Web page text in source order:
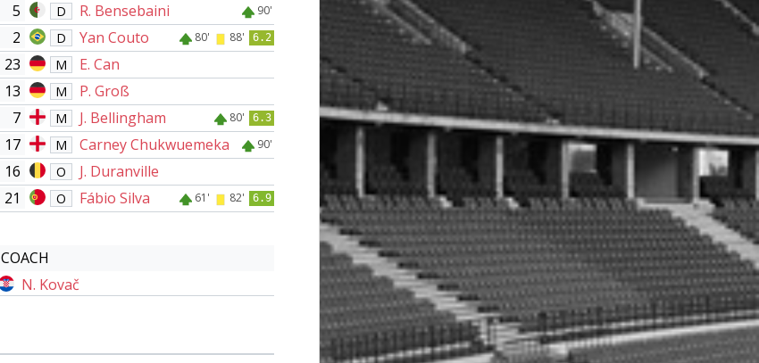
5
D R. Bensebaini 90'
2 D Yan Couto 80' 88' 6.2
23 M
E. Can
13
M
P. Groß
7
M J. Bellingham 80' 6.3
17 M Carney Chukwuemeka 90'
16 O
J. Duranville
21
O Fábio Silva 61' 82' 6.9
COACH
N. Kovač